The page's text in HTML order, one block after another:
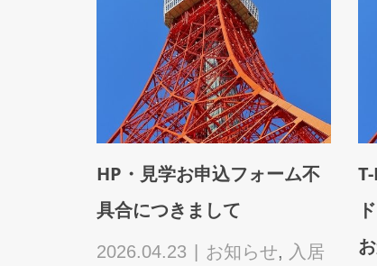
HP・見学お申込フォーム不
具合につきまして
2026.04.23 お知らせ, 入居